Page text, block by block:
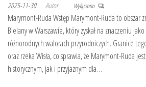
2025-11-30 Autor Wyłączono
Marymont-Ruda Wstęp Marymont-Ruda to obszar
Bielany w Warszawie, który zyskał na znaczeniu
różnorodnych walorach przyrodniczych. Granice
oraz rzeka Wisła, co sprawia, że Marymont-Ruda
historycznym, jak i przyjaznym dla…